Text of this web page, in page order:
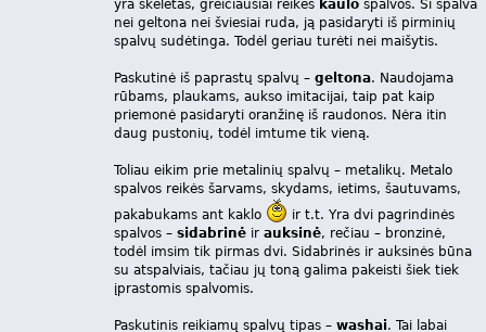
yra skeletas, greičiausiai reikės kaulospalvos. Ši spalva
nei geltona nei šviesiai ruda, ją pasidaryti iš pirminių
spalvų sudėtinga. Todėl geriau turėti nei maišytis.
Paskutinė iš paprastų spalvų – geltona. Naudojama
rūbams, plaukams, aukso imitacijai, taip pat kaip
priemonė pasidaryti oranžinę iš raudonos. Nėra itin
daug pustonių, todėl imtume tik vieną.
Toliau eikim prie metalinių spalvų – metalikų. Metalo
spalvos reikės šarvams, skydams, ietims, šautuvams,
pakabukams ant kaklo
ir t.t. Yra dvi pagrindinės
spalvos – sidabrinėir auksinė, rečiau – bronzinė,
todėl imsim tik pirmas dvi. Sidabrinės ir auksinės būna
su atspalviais, tačiau jų toną galima pakeisti šiek tiek
įprastomis spalvomis.
Paskutinis reikiamų spalvų tipas – washai. Tai labai